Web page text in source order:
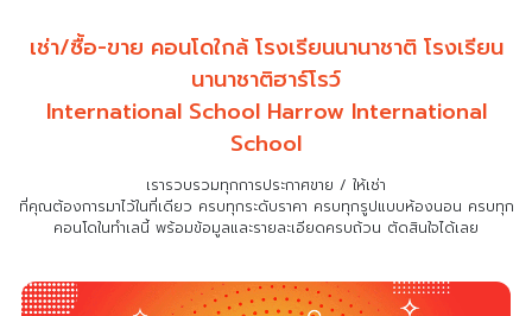
เช่า/ซื้อ-ขาย คอนโดใกล้ โรงเรียนนานาชาติ โรงเรียน
นานาชาติฮาร์โรว์
International School Harrow International
School
เรารวบรวมทุกการประกาศขาย / ให้เช่า
ที่คุณต้องการมาไว้ในที่เดียว ครบทุกระดับราคา ครบทุกรูปแบบห้องนอน ครบทุก
คอนโดในทำเลนี้ พร้อมข้อมูลและรายละเอียดครบถ้วน ตัดสินใจได้เลย